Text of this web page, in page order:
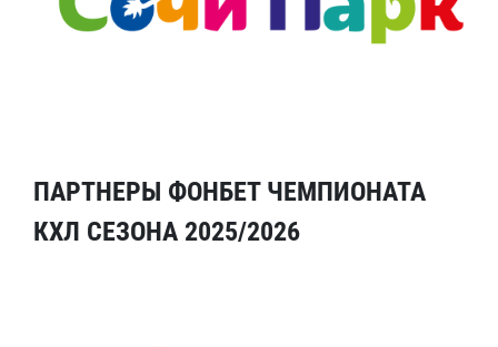
ПАРТНЕРЫ ФОНБЕТ ЧЕМПИОНАТА
КХЛ СЕЗОНА 2025/2026